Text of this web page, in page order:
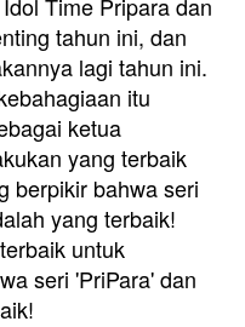
Time Pripara dan
tahun ini, dan
lagi tahun ini.
itu
ketua
yang terbaik
berpikir bahwa seri
yang terbaik!
untuk
seri 'PriPara' dan